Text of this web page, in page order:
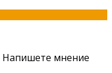
Напишете мнение